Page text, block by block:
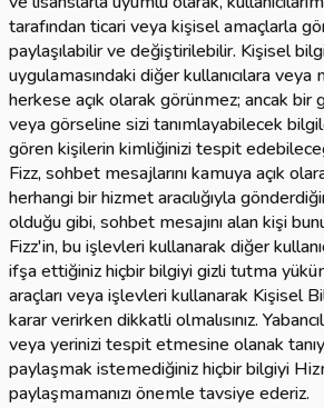
tarafından ticari veya kişisel amaçlarla
paylaşılabilir ve değiştirilebilir. Kişisel
uygulamasındaki diğer kullanıcılara
herkese açık olarak görünmez; ancak bir
veya görseline sizi tanımlayabilecek
gören kişilerin kimliğinizi tespit
Fizz, sohbet mesajlarını kamuya açık
herhangi bir hizmet aracılığıyla
olduğu gibi, sohbet mesajını alan kişi
Fizz'in, bu işlevleri kullanarak diğer
ifşa ettiğiniz hiçbir bilgiyi gizli tutma
araçları veya işlevleri kullanarak Kişisel
karar verirken dikkatli olmalısınız.
veya yerinizi tespit etmesine olanak
paylaşmak istemediğiniz hiçbir bilgiyi
paylaşmamanızı önemle tavsiye ederiz.